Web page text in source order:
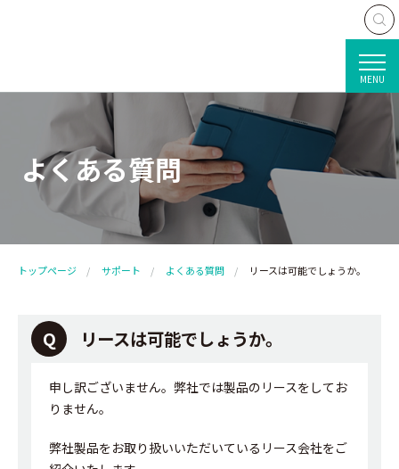
MENU
よくある質問
トップページ サポート よくある質問 リースは可能でしょうか。
リースは可能でしょうか。
申し訳ございません。弊社では製品のリースをしてお
りません。
弊社製品をお取り扱いいただいているリース会社をご